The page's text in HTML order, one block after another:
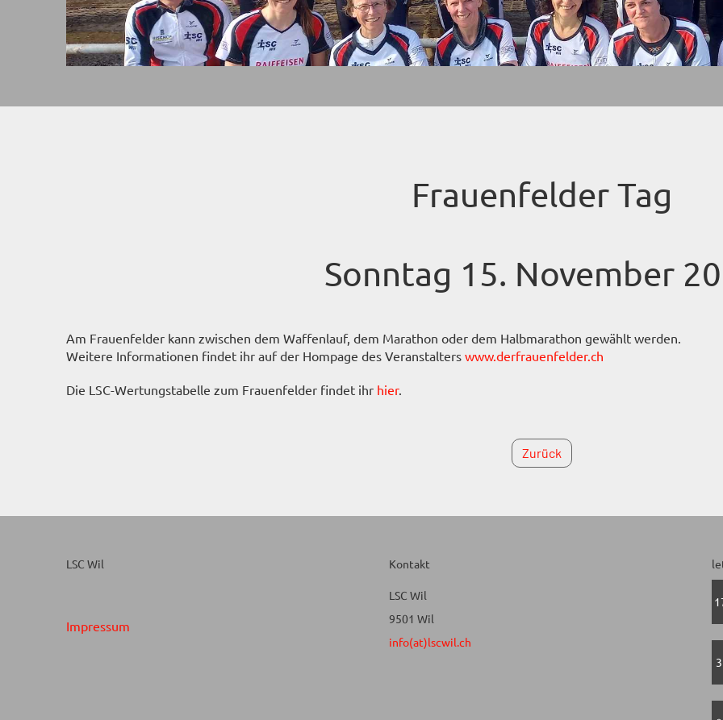
Frauenfelder Tag
Sonntag 15. November
Am Frauenfelder kann zwischen dem Waffenlauf, dem Marathon oder dem Halbmarathon gewählt werden.
Weitere Informationen findet ihr auf der Hompage des Veranstalters www.derfrauenfelder.ch
Die LSC-Wertungstabelle zum Frauenfelder findet ihr hier.
Zurück
LSC Wil
Impressum
Kontakt
LSC Wil
9501 Wil
info(at)lscwil.ch